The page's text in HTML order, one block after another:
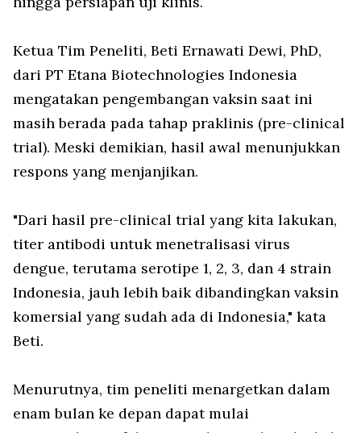
Ketua Tim Peneliti, Beti Ernawati Dewi, PhD,
dari PT Etana Biotechnologies Indonesia
mengatakan pengembangan vaksin saat ini
masih berada pada tahap praklinis (pre-clinical
trial). Meski demikian, hasil awal menunjukkan
respons yang menjanjikan.
"Dari hasil pre-clinical trial yang kita lakukan,
titer antibodi untuk menetralisasi virus
dengue, terutama serotipe 1, 2, 3, dan 4 strain
Indonesia, jauh lebih baik dibandingkan vaksin
komersial yang sudah ada di Indonesia," kata
Beti.
Menurutnya, tim peneliti menargetkan dalam
enam bulan ke depan dapat mulai